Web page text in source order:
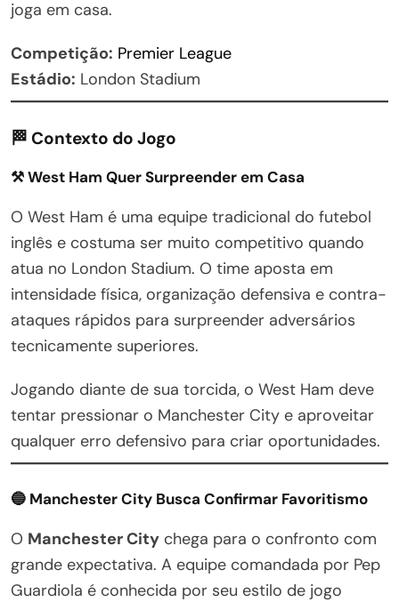
joga em casa.
Competição: Premier League
Estádio: London Stadium
🏁 Contexto do Jogo
⚒️ West Ham Quer Surpreender em Casa
O West Ham é uma equipe tradicional do futebol
inglês e costuma ser muito competitivo quando
atua no London Stadium. O time aposta em
intensidade física, organização defensiva e contra-
ataques rápidos para surpreender adversários
tecnicamente superiores.
Jogando diante de sua torcida, o West Ham deve
tentar pressionar o Manchester City e aproveitar
qualquer erro defensivo para criar oportunidades.
🔵 Manchester City Busca Confirmar Favoritismo
O Manchester City chega para o confronto com
grande expectativa. A equipe comandada por Pep
Guardiola é conhecida por seu estilo de jogo